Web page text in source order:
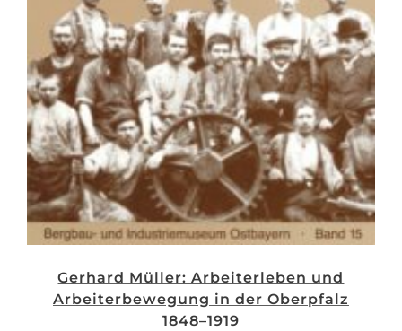
Gerhard Müller: Arbeiterleben und
Arbeiterbewegung in der Oberpfalz
1848–1919